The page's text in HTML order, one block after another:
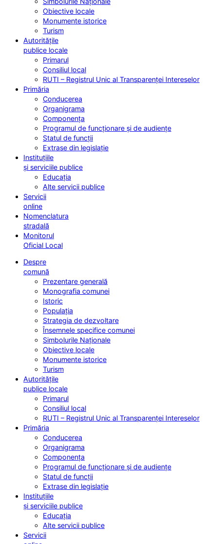
Obiective locale
Monumente istorice
Turism
Autoritățile
publice locale
Primarul
Consiliul local
RUTI – Registrul Unic al Transparenței Intereselor
Primăria
Conducerea
Organigrama
Componența
Programul de funcționare și de audiențe
Statul de funcții
Extrase din legislație
Instituțiile
și serviciile publice
Educația
Alte servicii publice
Servicii
online
Nomenclatura
stradală
Monitorul
Oficial Local
Despre
comună
Prezentare generală
Monografia comunei
Istoric
Populația
Strategia de dezvoltare
Însemnele specifice comunei
Simbolurile Naționale
Obiective locale
Monumente istorice
Turism
Autoritățile
publice locale
Primarul
Consiliul local
RUTI – Registrul Unic al Transparenței Intereselor
Primăria
Conducerea
Organigrama
Componența
Programul de funcționare și de audiențe
Statul de funcții
Extrase din legislație
Instituțiile
și serviciile publice
Educația
Alte servicii publice
Servicii